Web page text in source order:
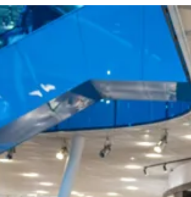
öppettider. Rena entréer, kundytor och